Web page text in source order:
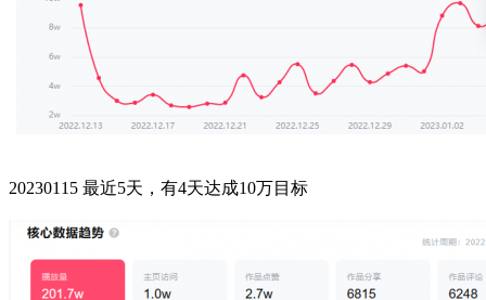
20230115 最近5天，有4天达成10万目标